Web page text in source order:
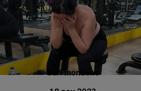
Stiri mondene